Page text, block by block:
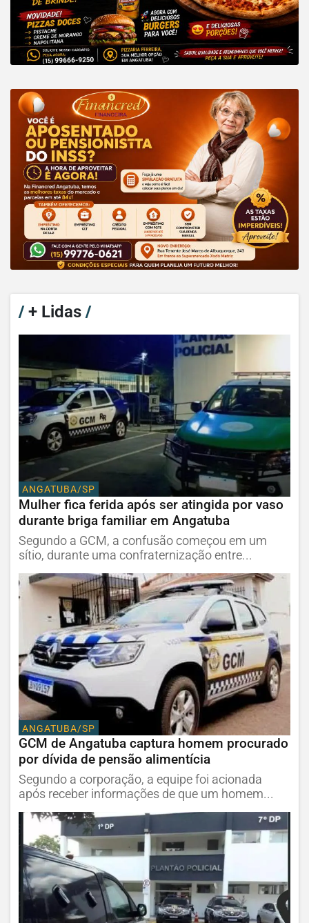
/+ Lidas /
ANGATUBA/SP
Mulher fica ferida após ser atingida por vaso
durante briga familiar em Angatuba
Segundo a GCM, a confusão começou em um
sítio, durante uma confraternização entre...
ANGATUBA/SP
GCM de Angatuba captura homem procurado
por dívida de pensão alimentícia
Segundo a corporação, a equipe foi acionada
após receber informações de que um homem...